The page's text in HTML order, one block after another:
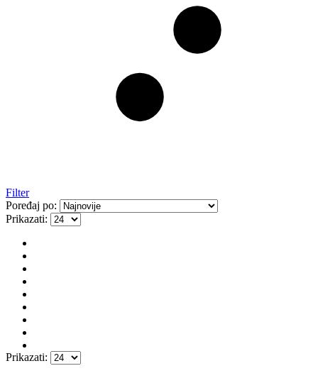
Filter
Poređaj po:
Prikazati:
Prikazati: